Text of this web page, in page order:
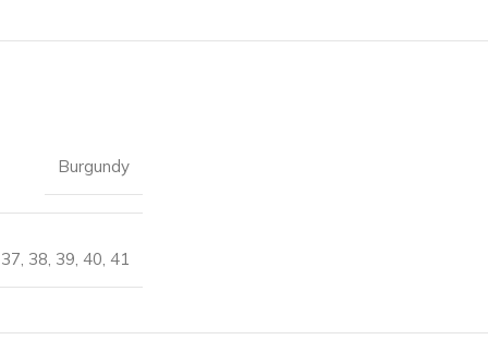
Burgundy
37 38 39 40 41